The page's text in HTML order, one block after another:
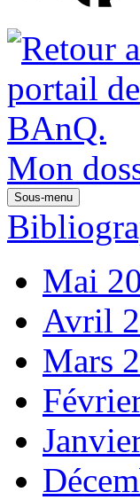
Mon
Sous-menu
Mai
Avril
Mars